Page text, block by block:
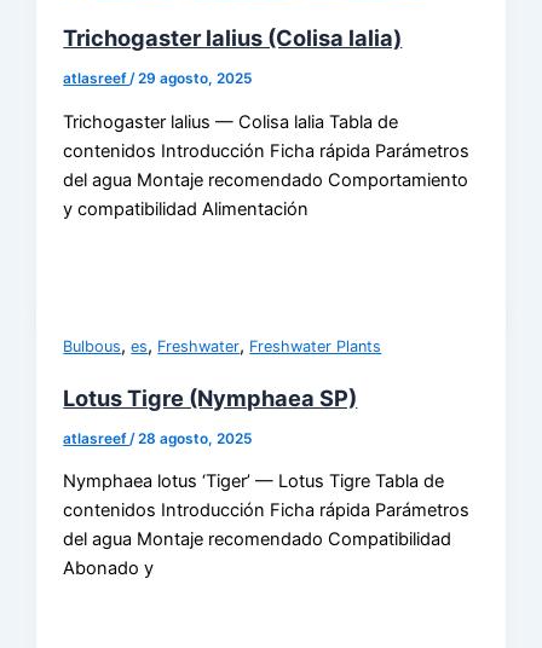
Trichogaster lalius (Colisa lalia)
atlasreef/29 agosto, 2025
Trichogaster lalius — Colisa lalia Tabla de
contenidos Introducción Ficha rápida Parámetros
del agua Montaje recomendado Comportamiento
y compatibilidad Alimentación
Bulbous,es, Freshwater, Freshwater Plants
Lotus Tigre (Nymphaea SP)
atlasreef /28 agosto, 2025
Nymphaea lotus ‘Tiger’ — Lotus Tigre Tabla de
contenidos Introducción Ficha rápida Parámetros
del agua Montaje recomendado Compatibilidad
Abonado y